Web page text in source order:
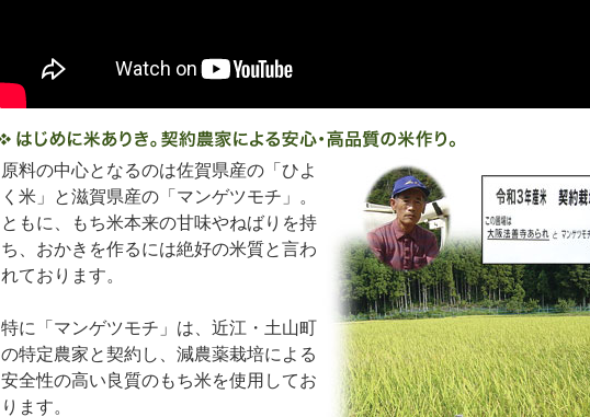
原料の中心となるのは佐賀県産の「ひよ
く米」と滋賀県産の「マンゲツモチ」。
ともに、もち米本来の甘味やねばりを持
ち、おかきを作るには絶好の米質と言わ
れております。
特に「マンゲツモチ」は、近江・土山町
の特定農家と契約し、減農薬栽培による
安全性の高い良質のもち米を使用してお
ります。